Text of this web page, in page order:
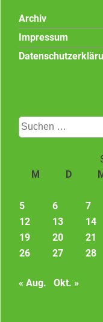
Archiv
Impressum
Suchen
nach:
M
D
5
6 7
12
13 14
19
20 21
26
27 28
« Aug. Okt. »